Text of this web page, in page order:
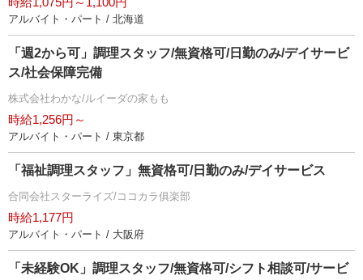
アルバイト・パート / 北海道
「週2から可」調理スタッフ/無資格可/日勤のみ/デイサービ
ス/社会保障完備
株式会社わかな/ルイーダの家もも
時給1,256円～
アルバイト・パート / 東京都
「福祉調理スタッフ」無資格可/日勤のみ/デイサービス
合同会社スターライズ/ココカラ俱楽部
時給1,177円
アルバイト・パート / 大阪府
「未経験OK」調理スタッフ/無資格可/シフト相談可/サービ